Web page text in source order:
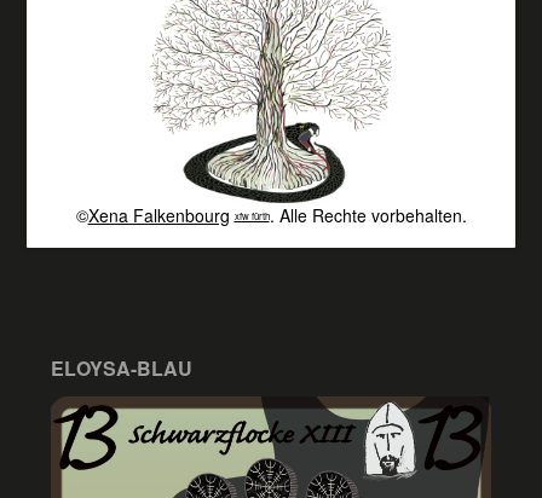
©Xena Falkenbourg xfw fürth. Alle Rechte vorbehalten.
ELOYSA-BLAU